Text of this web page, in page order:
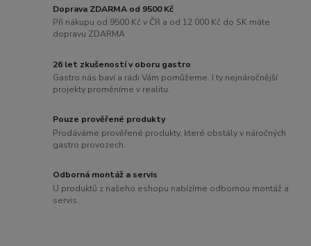
Doprava ZDARMA od 9500 Kč
Při nákupu od 9500 Kč v ČR a od 12 000 Kč do SK máte
dopravu ZDARMA
26 let zkušeností v oboru gastro
Gastro nás baví a rádi Vám pomůžeme. I ty nejnáročnější
projekty proměníme v realitu.
Pouze prověřené produkty
Prodáváme prověřené produkty, které obstály v náročných
gastro provozech.
Odborná montáž a servis
U produktů z našeho eshopu nabízíme odbornou montáž a
servis.